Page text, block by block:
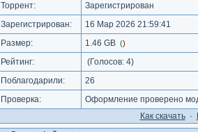
Торрент:
Зарегистрирован
Зарегистрирован:
16 Мар 2026 21:59:41
Размер:
1.46 GB ()
Рейтинг: (Голосов: 4)
Поблагодарили:
26
Проверка:
Оформление проверено
Как cкачать·